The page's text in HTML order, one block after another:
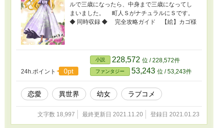
ルで三歳になったら、中身まで三歳になってし
まいました。 町人ＳがナチュラルにＳです。
◆ 同時収録 ◆ 完全攻略ガイド 【絵】カゴ様
24h.ポイント 0pt
小説 228,572 位 / 228,572件
ファンタジー 53,243 位 / 53,243件
恋愛 異世界 幼女 ラブコメ
文字数 18,997 最終更新日 2021.11.20 登録日 2021.01.23